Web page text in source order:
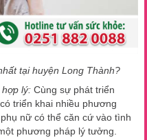
tại huyện Long Thành?
lý: Cùng sự phát triển
triển khai nhiều phương
nữ có thể căn cứ vào tình
phương pháp lý tưởng.